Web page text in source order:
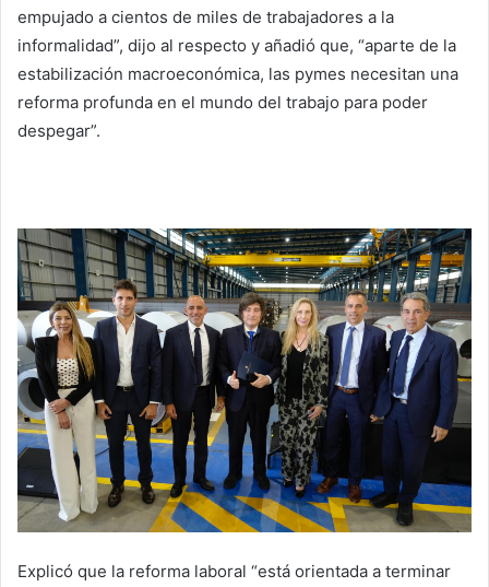
empujado a cientos de miles de trabajadores a la
informalidad”, dijo al respecto y añadió que, “aparte de la
estabilización macroeconómica, las pymes necesitan una
reforma profunda en el mundo del trabajo para poder
despegar”.
Explicó que la reforma laboral “está orientada a terminar